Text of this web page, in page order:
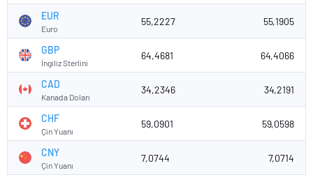
EUR
Euro
55,2227 55,1905
GBP
İngiliz Sterlini
64,4681 64,4066
CAD
Kanada Doları
34,2346 34,2191
CHF
Çin Yuanı
59,0901 59,0598
CNY
Çin Yuanı
7,0744 7,0714